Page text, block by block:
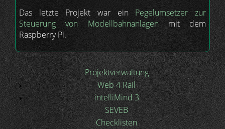
Das letzte Projekt war einPegelumsetzer zur
Steuerung von Modellbahnanlagenmit dem
Raspberry Pi.
Hauptnavigation
Projektverwaltung
Web 4 Rail
intelliMind 3
SEVEB
Checklisten